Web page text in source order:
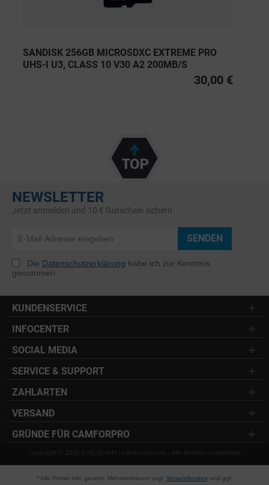
SANDISK 256GB MICROSDXC EXTREME PRO
UHS-I U3, CLASS 10 V30 A2 200MB/S
30,00 €
NEWSLETTER
Jetzt anmelden und 10 € Gutschein sichern
SENDEN
Die Datenschutzerklärung habe ich zur Kenntnis
genommen.
KUNDENSERVICE
INFOCENTER
SOCIAL MEDIA
SERVICE & SUPPORT
ZAHLARTEN
VERSAND
GRÜNDE FÜR CAMFORPRO
Copyright © 2025 S.H1 GmbH / camforpro.com - Alle Rechte vorbehalten
* Alle Preise inkl. gesetzl. Mehrwertsteuer zzgl. Versandkosten und ggf.